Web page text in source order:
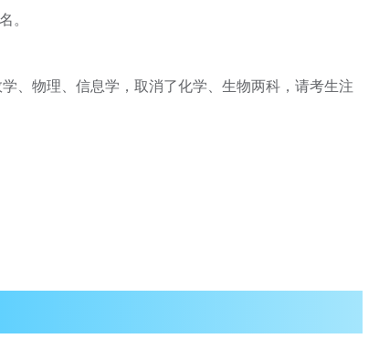
。
、物理、信息学，取消了化学、生物两科，请考生注